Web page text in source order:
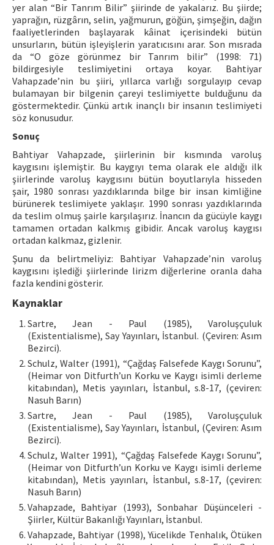
yer alan “Bir Tanrım Bilir” şiirinde de yakalarız. Bu şiirde;
yaprağın, rüzgârın, selin, yağmurun, göğün, şimşeğin, dağın
faaliyetlerinden başlayarak kâinat içerisindeki bütün
unsurların, bütün işleyişlerin yaratıcısını arar. Son mısrada
da “O göze görünmez bir Tanrım bilir” (1998: 71)
bildirgesiyle teslimiyetini ortaya koyar. Bahtiyar
Vahapzade’nin bu şiiri, yıllarca varlığı sorgulayıp cevap
bulamayan bir bilgenin çareyi teslimiyette bulduğunu da
göstermektedir. Çünkü artık inançlı bir insanın teslimiyeti
söz konusudur.
Sonuç
Bahtiyar Vahapzade, şiirlerinin bir kısmında varoluş
kaygısını işlemiştir. Bu kaygıyı tema olarak ele aldığı ilk
şiirlerinde varoluş kaygısını bütün boyutlarıyla hisseden
şair, 1980 sonrası yazdıklarında bilge bir insan kimliğine
bürünerek teslimiyete yaklaşır. 1990 sonrası yazdıklarında
da teslim olmuş şairle karşılaşırız. İnancın da gücüyle kaygı
tamamen ortadan kalkmış gibidir. Ancak varoluş kaygısı
ortadan kalkmaz, gizlenir.
Şunu da belirtmeliyiz: Bahtiyar Vahapzade’nin varoluş
kaygısını işlediği şiirlerinde lirizm diğerlerine oranla daha
fazla kendini gösterir.
Kaynaklar
Sartre, Jean - Paul (1985), Varoluşçuluk
(Existentialisme), Say Yayınları, İstanbul. (Çeviren: Asım
Bezirci).
Schulz, Walter (1991), “Çağdaş Falsefede Kaygı Sorunu”,
(Heimar von Ditfurth’un Korku ve Kaygı isimli derleme
kitabından), Metis yayınları, İstanbul, s.8-17, (çeviren:
Nasuh Barın)
Sartre, Jean - Paul (1985), Varoluşçuluk
(Existentialisme), Say Yayınları, İstanbul, (Çeviren: Asım
Bezirci).
Schulz, Walter 1991), “Çağdaş Falsefede Kaygı Sorunu”,
(Heimar von Ditfurth’un Korku ve Kaygı isimli derleme
kitabından), Metis yayınları, İstanbul, s.8-17, (çeviren:
Nasuh Barın)
Vahapzade, Bahtiyar (1993), Sonbahar Düşünceleri -
Şiirler, Kültür Bakanlığı Yayınları, İstanbul.
Vahapzade, Bahtiyar (1998), Yücelikde Tenhalık, Ötüken